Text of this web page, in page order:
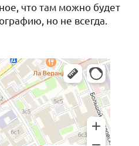
что там можно будет
но не всегда.